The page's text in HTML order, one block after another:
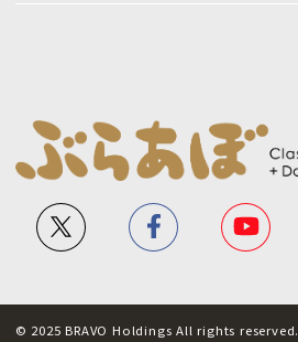
© 2025 BRAVO Holdings All rights reserved.